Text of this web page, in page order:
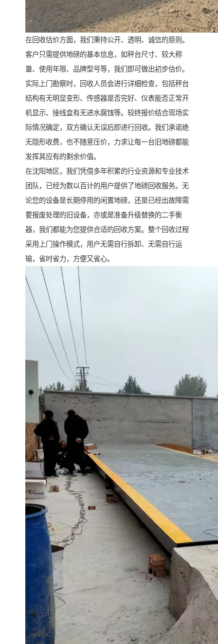
在回收估价方面，我们秉持公开、透明、诚信的原则。
客户只需提供地磅的基本信息，如秤台尺寸、较大称
量、使用年限、品牌型号等，我们即可做出初步估价。
实际上门勘察时，回收人员会进行详细检查，包括秤台
结构有无明显变形、传感器是否完好、仪表能否正常开
机显示、接线盒有无进水腐蚀等。较终报价结合现场实
际情况确定，双方确认无误后即进行回收。我们承诺绝
无隐形收费，也不随意压价，力求让每一台旧地磅都能
发挥其应有的剩余价值。
在沈阳地区，我们凭借多年积累的行业资源和专业技术
团队，已经为数以百计的用户提供了地磅回收服务。无
论您的设备是长期停用的闲置地磅，还是已经出故障需
要报废处理的旧设备，亦或是准备升级替换的二手衡
器，我们都能为您提供合适的回收方案。整个回收过程
采用上门操作模式，用户无需自行拆卸、无需自行运
输，省时省力，方便又省心。